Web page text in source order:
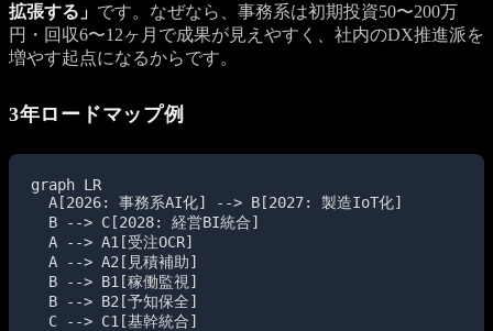
拡張する」 です。なぜなら、事務系は初期投資50〜200万
円・回収6〜12ヶ月で成果が見えやすく、社内のDX推進派を
増やす起点になるからです。
3年ロードマップ例
graph LR
  A[2026: 事務系AI化] --> B[2027: 製造IoT化]
  B --> C[2028: 経営BI統合]
  A --> A1[受注OCR]
  A --> A2[見積補助]
  B --> B1[稼働監視]
  B --> B2[予知保全]
  C --> C1[基幹統合]